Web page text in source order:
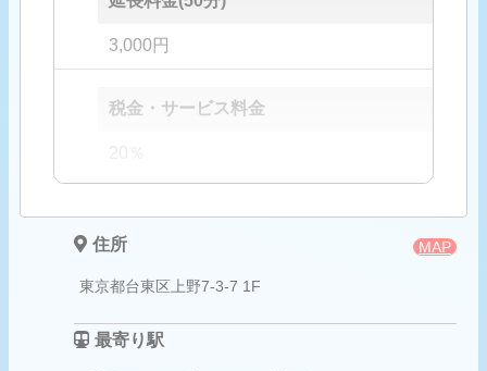
3,000円
税金・サービス料金
住所
東京都台東区上野7-3-7 1F
MAP
最寄り駅